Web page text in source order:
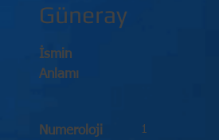
Güneray
İsmin
Anlamı
Numeroloji 1